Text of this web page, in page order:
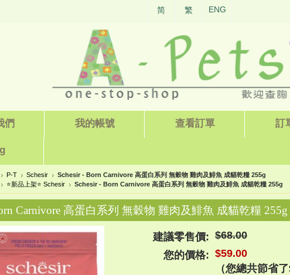
简 繁 ENG
們 我的帳號 查看訂單 訂
P-T Schesir
Schesir - Born Carnivore 高蛋白系列 無穀物 雞肉及鯡魚 成貓乾糧 255g
⭐新品上架⭐ Schesir Schesir - Born Carnivore 高蛋白系列 無穀物 雞肉及鯡魚 成貓乾糧 255g
Carnivore 高蛋白系列 無穀物 雞肉及鯡魚 成貓乾糧 255g
建議零售價: $68.00
您的價格: $59.00
（您總共節省了